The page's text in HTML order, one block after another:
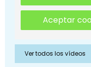
Aceptar
Ver todos los vídeos